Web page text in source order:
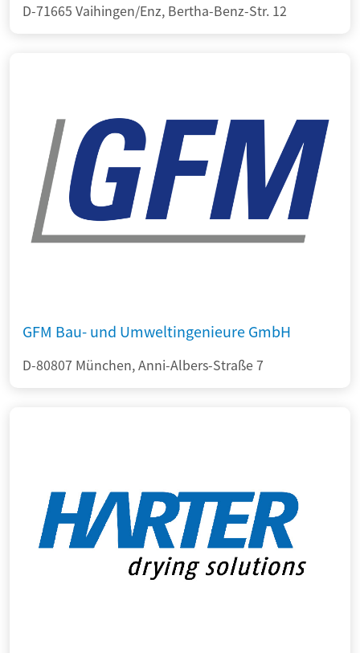
D-71665 Vaihingen/Enz, Bertha-Benz-Str. 12
GFM Bau- und Umweltingenieure GmbH
D-80807 München, Anni-Albers-Straße 7